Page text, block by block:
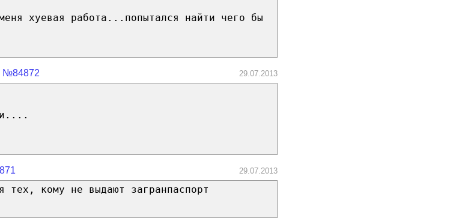
хуевая работа...попытался найти чего бы
№84872 29.07.2013
29.07.2013
кому не выдают загранпаспорт